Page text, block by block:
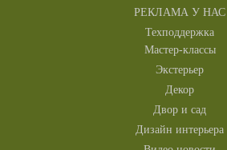
РЕКЛАМА У НАС
Техподдержка
Мастер-классы
Экстерьер
Декор
Двор и сад
Дизайн интерьера